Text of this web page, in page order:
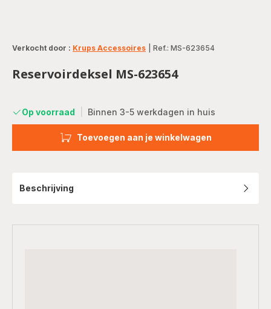
Verkocht door : Krups Accessoires Ref.: MS-623654
Reservoirdeksel MS-623654
Op voorraad Binnen 3-5 werkdagen in huis
Toevoegen aan je winkelwagen
Beschrijving